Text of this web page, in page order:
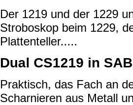
Der 1219 und der 1229
Stroboskop beim 1229,
Plattenteller.....
Dual CS1219 in
Praktisch, das Fach an
Scharnieren aus Metall